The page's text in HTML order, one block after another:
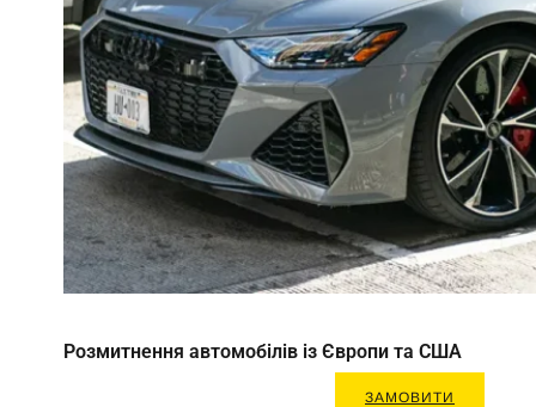
Розмитнення автомобілів із Європи та США
ЗАМОВИТИ